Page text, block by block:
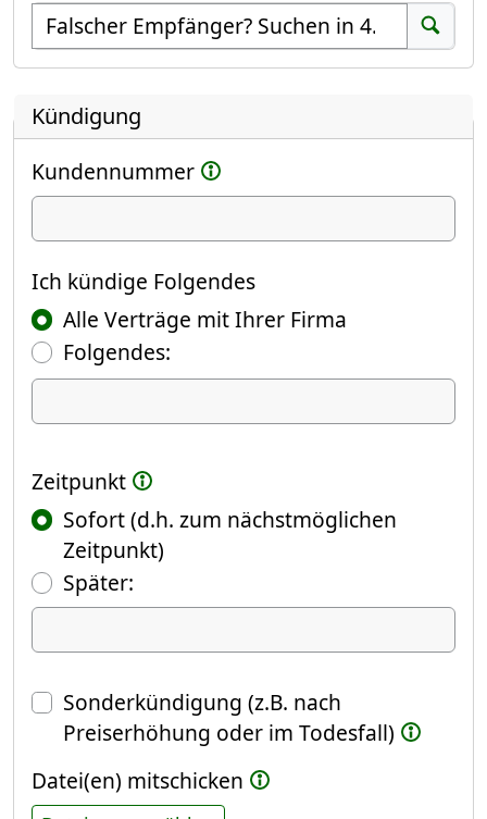
Empfänger suchen
Suchen
Kündigung
Kundennummer
Ich kündige
Ich kündige Folgendes
Alle Verträge mit Ihrer Firma
Folgendes:
Ich kündige Folgendes
Zeitpunkt
Sofort (d.h. zum nächstmöglichen
Zeitpunkt)
Später:(Fokus springt automatisch ins
Datum
Sonderkündigung (z.B. nach
Preiserhöhung oder im Todesfall)
Datei(en) mitschicken